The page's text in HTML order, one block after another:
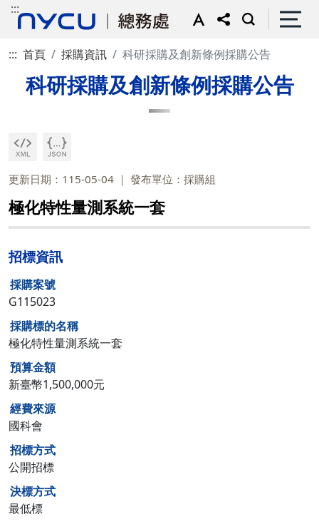
:::
::: 首頁 採購資訊 科研採購及創新條例採購公告
科研採購及創新條例採購公告
更新日期：115-05-04 發布單位：採購組
極化特性量測系統一套
招標資訊
採購案號
G115023
採購標的名稱
極化特性量測系統一套
預算金額
新臺幣1,500,000元
經費來源
國科會
招標方式
公開招標
決標方式
最低標